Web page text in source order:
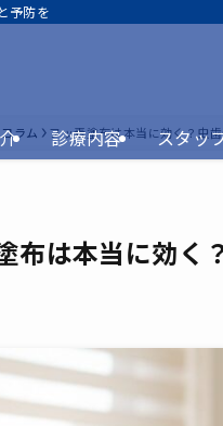
予防を
診療内容 スタッ
ラム フッ素塗布は本当に効く？虫
布は本当に効く